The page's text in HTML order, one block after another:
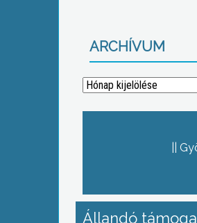
ARCHÍVUM
Archívum
Állandó